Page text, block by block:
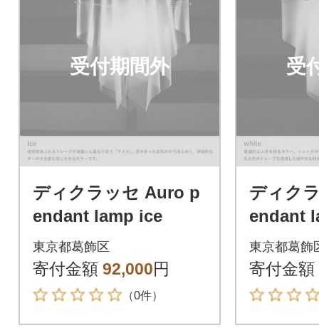
受付期間外
ディクラッセ Auro p
endant lamp ice
東京都葛飾区
寄付金額 92,000円
（0件）
受
ディク
endant
東京都葛飾
寄付金額